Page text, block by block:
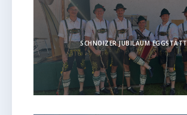
SCHNOIZER JUBILÄUM EGGSTÄTT